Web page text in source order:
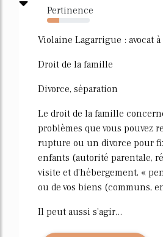
Pertinence
28%
Violaine Lagarrigue : avocat à
Droit de la famille
Divorce, séparation
Le droit de la famille
problèmes que vous pouvez
rupture ou un divorce pour
enfants (autorité parentale,
visite et d'hébergement, «
ou de vos biens (communs,
Il peut aussi s'agir...